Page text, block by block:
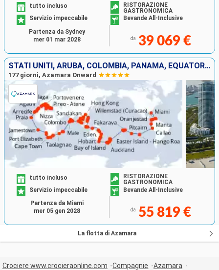
tutto incluso
RISTORAZIONE
GASTRONOMICA
Servizio impeccabile
Bevande All-Inclusive
da 39 069 €
Partenza da Sydney
mer 01 mar 2028
STATI UNITI, ARUBA, COLOMBIA, PANAMA, EQUATORE, PERÙ, CILE, REGNO UNITO, FRANCIA, NUOVA ZELANDA, AUSTRALIA, INDONESIA, FILIPPINE, CINA, VIETNAM, THAILANDIA, SINGAPORE, MALESIA, SRI LANKA, INDIA, MALDI
177 giorni, Azamara Onward
tutto incluso
RISTORAZIONE
GASTRONOMICA
Servizio impeccabile
Bevande All-Inclusive
da 55 819 €
Partenza da Miami
mer 05 gen 2028
La flotta di Azamara
Crociere www.crocieraonline.com Compagnie
Azamara